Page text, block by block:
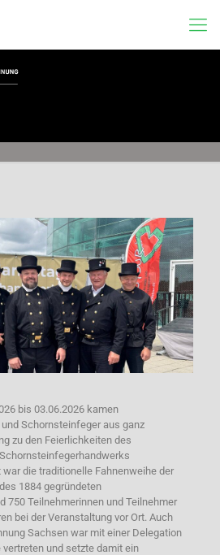
bis 03.06.2026 kamen
Schornsteinfeger aus ganz
zu den Feierlichkeiten des
die traditionelle Fahnenweihe der
1884 gegründeten
750 Teilnehmerinnen und Teilnehmer
bei der Veranstaltung vor Ort. Auch
Sachsen war mit einer Delegation
und setzte damit ein